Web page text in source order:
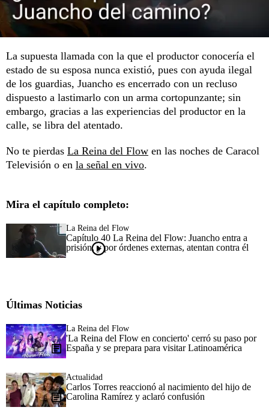
La supuesta llamada con la que el productor conocería el
estado de su esposa nunca existió, pues con ayuda ilegal
de los guardias, Juancho es encerrado con un recluso
dispuesto a lastimarlo con un arma cortopunzante; sin
embargo, gracias a las experiencias del productor en la
calle, se libra del atentado.
No te pierdas La Reina del Flow en las noches de Caracol
Televisión o en la señal en vivo.
Mira el capítulo completo:
La Reina del Flow
Capítulo 40 La Reina del Flow: Juancho entra a
prisión, y por órdenes externas, atentan contra él
Últimas Noticias
La Reina del Flow
'La Reina del Flow en concierto' cerró su paso por
España y se prepara para visitar Latinoamérica
Actualidad
Carlos Torres reaccionó al nacimiento del hijo de
Carolina Ramírez y aclaró confusión